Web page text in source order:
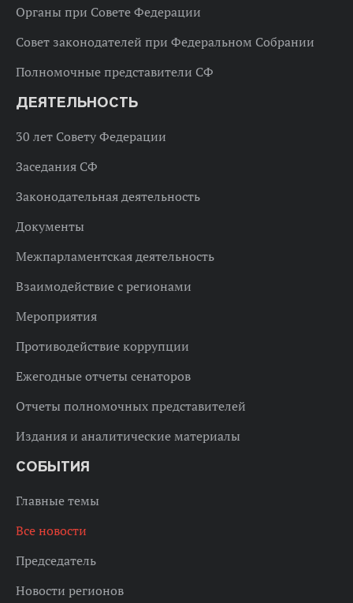
Органы при Совете Федерации
Совет законодателей при Федеральном Собрании
Полномочные представители СФ
ДЕЯТЕЛЬНОСТЬ
30 лет Совету Федерации
Заседания СФ
Законодательная деятельность
Документы
Межпарламентская деятельность
Взаимодействие с регионами
Мероприятия
Противодействие коррупции
Ежегодные отчеты сенаторов
Отчеты полномочных представителей
Издания и аналитические материалы
СОБЫТИЯ
Главные темы
Все новости
Председатель
Новости регионов